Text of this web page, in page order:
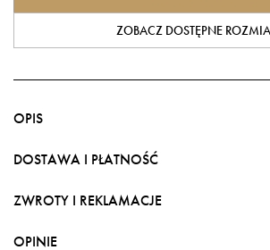
ZOBACZ DOSTĘPNE
OPIS
Stylowy kombinezon to idealna propozycja
DOSTAWA I PŁATNOŚĆ
FORMY DOSTAWY
Dostawa w kraju
ZWROTY I REKLAMACJE
OPINIE